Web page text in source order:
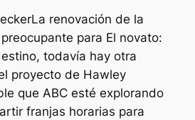
La renovación de la
para El novato:
todavía hay otra
proyecto de Hawley
que ABC esté explorando
franjas horarias para